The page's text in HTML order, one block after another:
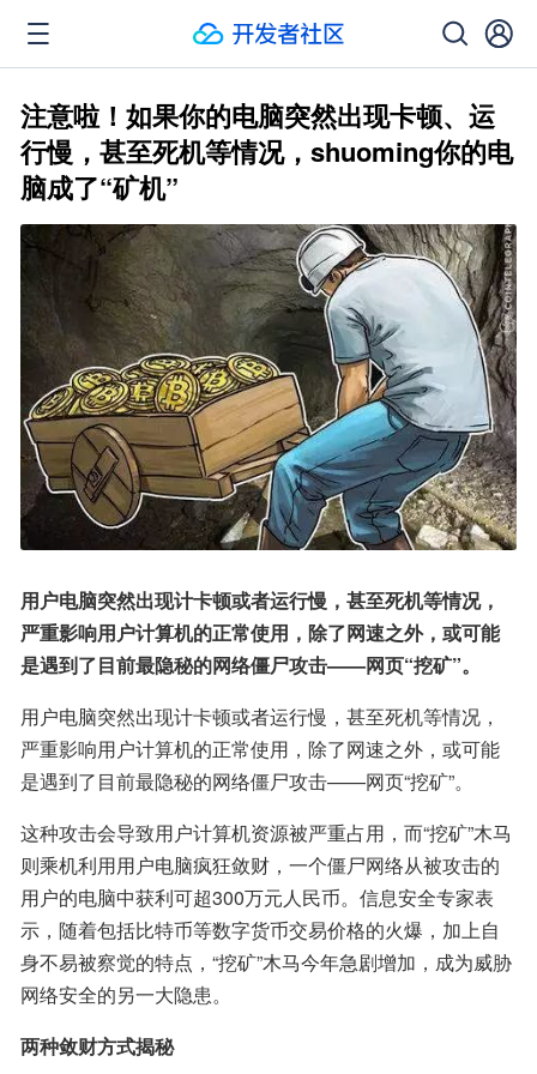
注意啦！如果你的电脑突然出现卡顿、运
行慢，甚至死机等情况，shuoming你的电
脑成了“矿机”
用户电脑突然出现计卡顿或者运行慢，甚至死机等情况，
严重影响用户计算机的正常使用，除了网速之外，或可能
是遇到了目前最隐秘的网络僵尸攻击——网页“挖矿”。
用户电脑突然出现计卡顿或者运行慢，甚至死机等情况，
严重影响用户计算机的正常使用，除了网速之外，或可能
是遇到了目前最隐秘的网络僵尸攻击——网页“挖矿”。
这种攻击会导致用户计算机资源被严重占用，而“挖矿”木马
则乘机利用用户电脑疯狂敛财，一个僵尸网络从被攻击的
用户的电脑中获利可超300万元人民币。信息安全专家表
示，随着包括比特币等数字货币交易价格的火爆，加上自
身不易被察觉的特点，“挖矿”木马今年急剧增加，成为威胁
网络安全的另一大隐患。
两种敛财方式揭秘